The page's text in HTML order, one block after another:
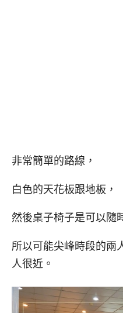
非常簡單的路線，
白色的天花板跟地板，
然後桌子椅子是可以隨
所以可能尖峰時段的兩
人很近。